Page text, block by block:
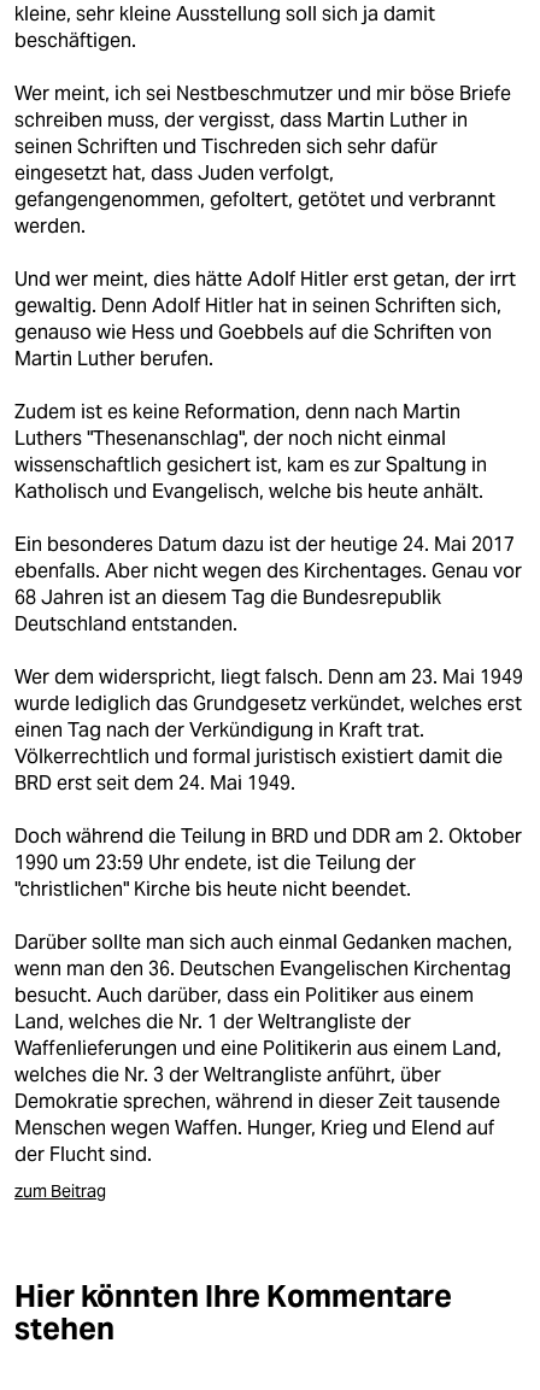
kleine, sehr kleine Ausstellung soll sich ja damit
beschäftigen.
Wer meint, ich sei Nestbeschmutzer und mir böse Briefe
schreiben muss, der vergisst, dass Martin Luther in
seinen Schriften und Tischreden sich sehr dafür
eingesetzt hat, dass Juden verfolgt,
gefangengenommen, gefoltert, getötet und verbrannt
werden.
Und wer meint, dies hätte Adolf Hitler erst getan, der irrt
gewaltig. Denn Adolf Hitler hat in seinen Schriften sich,
genauso wie Hess und Goebbels auf die Schriften von
Martin Luther berufen.
Zudem ist es keine Reformation, denn nach Martin
Luthers "Thesenanschlag", der noch nicht einmal
wissenschaftlich gesichert ist, kam es zur Spaltung in
Katholisch und Evangelisch, welche bis heute anhält.
Ein besonderes Datum dazu ist der heutige 24. Mai 2017
ebenfalls. Aber nicht wegen des Kirchentages. Genau vor
68 Jahren ist an diesem Tag die Bundesrepublik
Deutschland entstanden.
Wer dem widerspricht, liegt falsch. Denn am 23. Mai 1949
wurde lediglich das Grundgesetz verkündet, welches erst
einen Tag nach der Verkündigung in Kraft trat.
Völkerrechtlich und formal juristisch existiert damit die
BRD erst seit dem 24. Mai 1949.
Doch während die Teilung in BRD und DDR am 2. Oktober
1990 um 23:59 Uhr endete, ist die Teilung der
"christlichen" Kirche bis heute nicht beendet.
Darüber sollte man sich auch einmal Gedanken machen,
wenn man den 36. Deutschen Evangelischen Kirchentag
besucht. Auch darüber, dass ein Politiker aus einem
Land, welches die Nr. 1 der Weltrangliste der
Waffenlieferungen und eine Politikerin aus einem Land,
welches die Nr. 3 der Weltrangliste anführt, über
Demokratie sprechen, während in dieser Zeit tausende
Menschen wegen Waffen. Hunger, Krieg und Elend auf
der Flucht sind.
zum Beitrag
Hier könnten Ihre Kommentare
stehen